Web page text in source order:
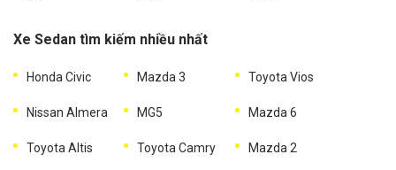
Xe Sedan tìm kiếm nhiều nhất
Honda Civic Mazda 3 Toyota Vios
Nissan Almera MG5 Mazda 6
Toyota Altis Toyota Camry Mazda 2